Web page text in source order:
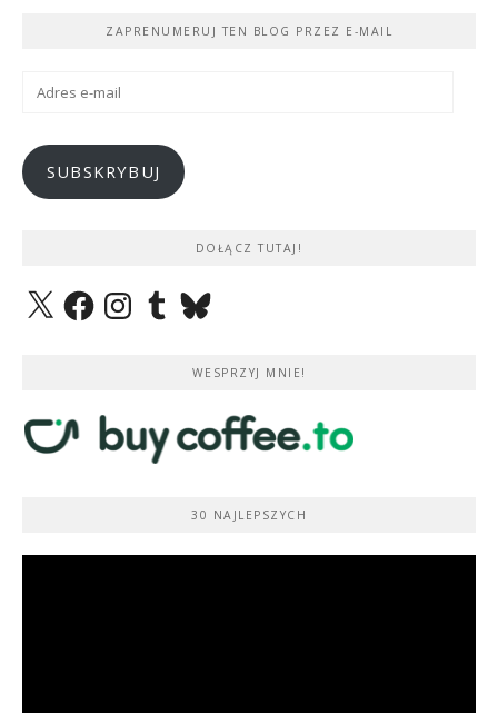
ZAPRENUMERUJ TEN BLOG PRZEZ E-MAIL
SUBSKRYBUJ
DOŁĄCZ TUTAJ!
X FacebookInstagramTumblrBluesky
WESPRZYJ MNIE!
30 NAJLEPSZYCH